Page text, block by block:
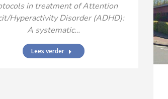
in treatment of Attention
Hyperactivity Disorder (ADHD):
A systematic…
Lees verder